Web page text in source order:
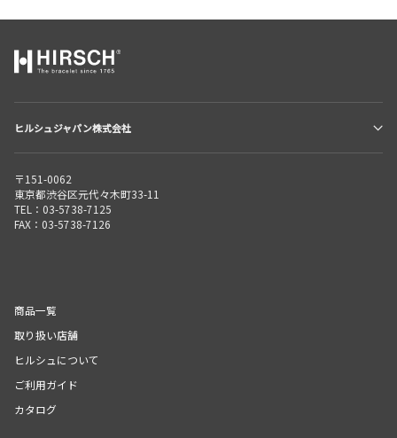
ヒルシュジャパン株式会社
〒151-0062
東京都渋谷区元代々木町33-11
TEL：03-5738-7125
FAX：03-5738-7126
商品一覧
取り扱い店舗
ヒルシュについて
ご利用ガイド
カタログ